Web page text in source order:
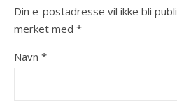
Din e-postadresse vil ikke bli
merket med *
Navn *